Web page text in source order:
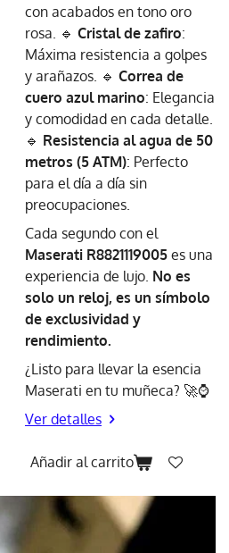
con acabados en tono oro
rosa. 🔹 Cristal de zafiro:
Máxima resistencia a golpes
y arañazos. 🔹 Correa de
cuero azul marino: Elegancia
y comodidad en cada detalle.
🔹 Resistencia al agua de 50
metros (5 ATM): Perfecto
para el día a día sin
preocupaciones.
Cada segundo con el
Maserati R8821119005 es una
experiencia de lujo. No es
solo un reloj, es un símbolo
de exclusividad y
rendimiento.
¿Listo para llevar la esencia
Maserati en tu muñeca? 🚀⌚
Ver detalles
Añadir al carrito